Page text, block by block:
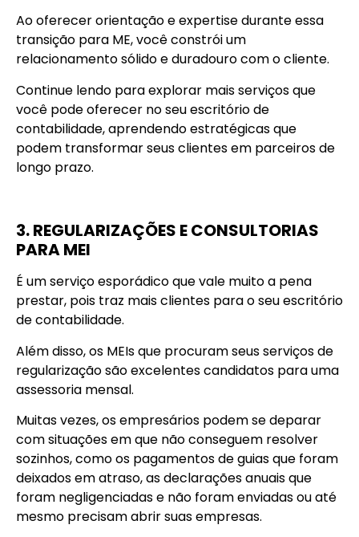
Ao oferecer orientação e expertise durante essa
transição para ME, você constrói um
relacionamento sólido e duradouro com o cliente.
Continue lendo para explorar mais serviços que
você pode oferecer no seu escritório de
contabilidade, aprendendo estratégicas que
podem transformar seus clientes em parceiros de
longo prazo.
3. REGULARIZAÇÕES E CONSULTORIAS
PARA MEI
É um serviço esporádico que vale muito a pena
prestar, pois traz mais clientes para o seu escritório
de contabilidade.
Além disso, os MEIs que procuram seus serviços de
regularização são excelentes candidatos para uma
assessoria mensal.
Muitas vezes, os empresários podem se deparar
com situações em que não conseguem resolver
sozinhos, como os pagamentos de guias que foram
deixados em atraso, as declarações anuais que
foram negligenciadas e não foram enviadas ou até
mesmo precisam abrir suas empresas.